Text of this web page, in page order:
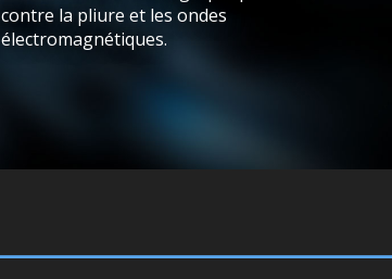
contre la pliure et les ondes
électromagnétiques.